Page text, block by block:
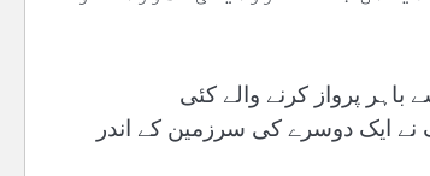
باہر پرواز کرنے والے کئی
نے ایک دوسرے کی سرزمین کے اندر